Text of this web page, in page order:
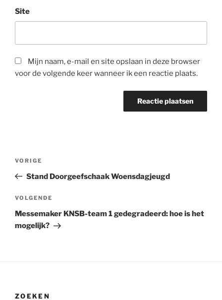
Site
Mijn naam, e-mail en site opslaan in deze browser
voor de volgende keer wanneer ik een reactie plaats.
Vorig
bericht
VORIGE
Stand Doorgeefschaak Woensdagjeugd
Volgend
bericht
VOLGENDE
Messemaker KNSB-team 1 gedegradeerd: hoe is het
mogelijk?
ZOEKEN